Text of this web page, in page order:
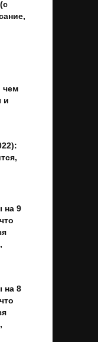
чем
и
на 9
на 8